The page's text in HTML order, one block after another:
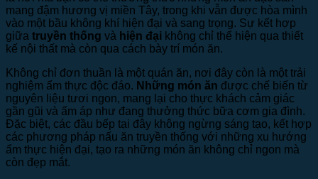
mang đậm hương vị miền Tây, trong khi vẫn được hòa mình
vào một bầu không khí hiện đại và sang trọng. Sự kết hợp
giữa truyền thống và hiện đại không chỉ thể hiện qua thiết
kế nội thất mà còn qua cách bày trí món ăn.
Không chỉ đơn thuần là một quán ăn, nơi đây còn là một trải
nghiệm ẩm thực độc đáo. Những món ăn được chế biến từ
nguyên liệu tươi ngon, mang lại cho thực khách cảm giác
gần gũi và ấm áp như đang thưởng thức bữa cơm gia đình.
Đặc biệt, các đầu bếp tại đây không ngừng sáng tạo, kết hợp
các phương pháp nấu ăn truyền thống với những xu hướng
ẩm thực hiện đại, tạo ra những món ăn không chỉ ngon mà
còn đẹp mắt.